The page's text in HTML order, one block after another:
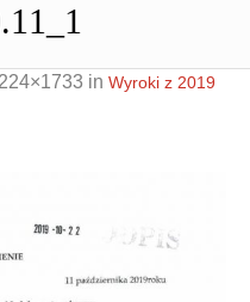
in Wyroki z 2019